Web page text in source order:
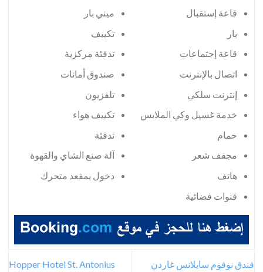
قاعة إستقبال
بار
قاعة إجتماعات
اتصال بالإنترنت
إنترنت سلكي
خدمة غسيل وكي الملابس
حمام
مجفف شعر
هاتف
قنوات فضائية
ميني بار
تكييف
تدفئة مركزية
صندوق أمانات
تلفزيون
تكييف هواء
تدفئة
آلة صنع الشاي والقهوة
دخول بمقعد متحرك
فندق نوفوم سايلانس غاردن
Hopper Hotel St. Antonius